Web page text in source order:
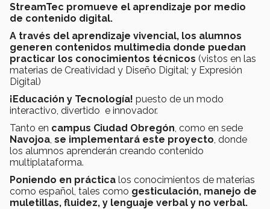
StreamTec promueve el aprendizaje por medio
de contenido digital.
A través del aprendizaje vivencial, los alumnos
generen contenidos multimedia donde puedan
practicar los conocimientos técnicos (vistos en las
materias de Creatividad y Diseño Digital; y Expresión
Digital)
¡Educación y Tecnología! puesto de un modo
interactivo, divertido e innovador.
Tanto en campus Ciudad Obregón , como en sede
Navojoa se implementará este proyecto , donde
los alumnos aprenderán creando contenido
multiplataforma.
Poniendo en práctica los conocimientos de materias
como español, tales como gesticulación, manejo de
muletillas, fluidez, y lenguaje verbal y no verbal.